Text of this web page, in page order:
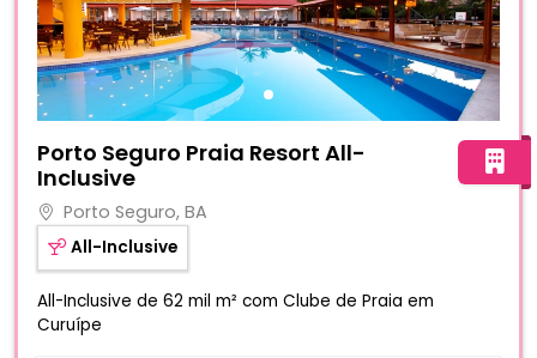
Porto Seguro Praia Resort All-
Inclusive
Porto Seguro, BA
All-Inclusive
All-Inclusive de 62 mil m² com Clube de Praia em
Curuípe